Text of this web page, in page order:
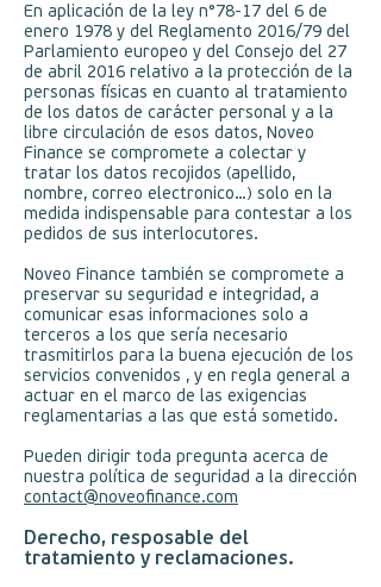
En aplicación de la ley n°78-17 del 6 de
enero 1978 y del Reglamento 2016/79 del
Parlamiento europeo y del Consejo del 27
de abril 2016 relativo a la protección de la
personas físicas en cuanto al tratamiento
de los datos de carácter personal y a la
libre circulación de esos datos, Noveo
Finance se compromete a colectar y
tratar los datos recojidos (apellido,
nombre, correo electronico…) solo en la
medida indispensable para contestar a los
pedidos de sus interlocutores.
Noveo Finance también se compromete a
preservar su seguridad e integridad, a
comunicar esas informaciones solo a
terceros a los que sería necesario
trasmitirlos para la buena ejecución de los
servicios convenidos , y en regla general a
actuar en el marco de las exigencias
reglamentarias a las que está sometido.
Pueden dirigir toda pregunta acerca de
nuestra política de seguridad a la dirección
contact@noveofinance.com
Derecho, resposable del
tratamiento y reclamaciones.